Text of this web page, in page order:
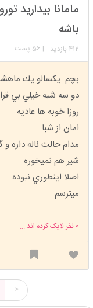
عضویت: 1399/12/06مامانا بيداريد
باشه
412 بازدید | 56 پست
بچم يكسالو يك
دو سه شبه خيلي بي
روزا خوبه ها عاديه
امان از شبا
مدام حالت ناله داره و
شير هم نميخوره
اصلا اينطوري نبوده
ميترسم
0 نفر لایک کرده اند ...
>